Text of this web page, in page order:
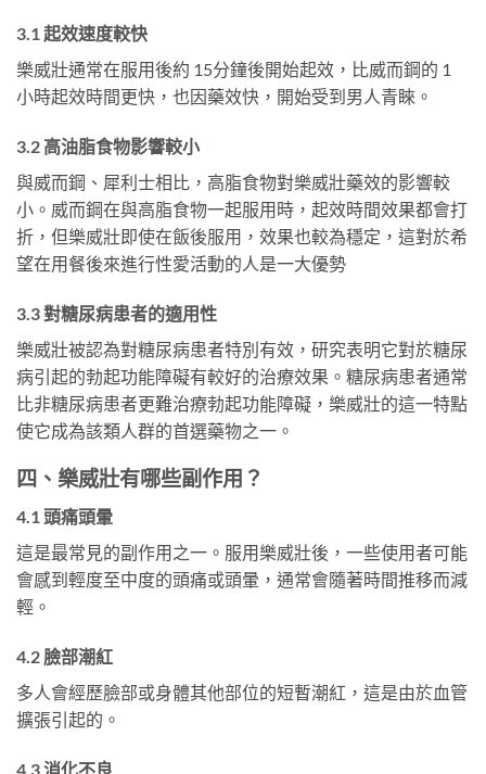
3.1 起效速度較快
樂威壯通常在服用後約 15分鐘後開始起效，比威而鋼的 1
小時起效時間更快，也因藥效快，開始受到男人青睞。
3.2 高油脂食物影響較小
與威而鋼、犀利士相比，高脂食物對樂威壯藥效的影響較
小。威而鋼在與高脂食物一起服用時，起效時間效果都會打
折，但樂威壯即使在飯後服用，效果也較為穩定，這對於希
望在用餐後來進行性愛活動的人是一大優勢
3.3 對糖尿病患者的適用性
樂威壯被認為對糖尿病患者特別有效，研究表明它對於糖尿
病引起的勃起功能障礙有較好的治療效果。糖尿病患者通常
比非糖尿病患者更難治療勃起功能障礙，樂威壯的這一特點
使它成為該類人群的首選藥物之一。
四、樂威壯有哪些副作用？
4.1 頭痛頭暈
這是最常見的副作用之一。服用樂威壯後，一些使用者可能
會感到輕度至中度的頭痛或頭暈，通常會隨著時間推移而減
輕。
4.2 臉部潮紅
多人會經歷臉部或身體其他部位的短暫潮紅，這是由於血管
擴張引起的。
4.3 消化不良